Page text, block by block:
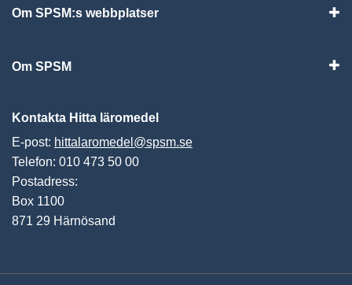
Om SPSM:s webbplatser
Om SPSM
Kontakta Hitta läromedel
E-post: hittalaromedel@spsm.se
Telefon: 010 473 50 00
Postadress:
Box 1100
871 29 Härnösand